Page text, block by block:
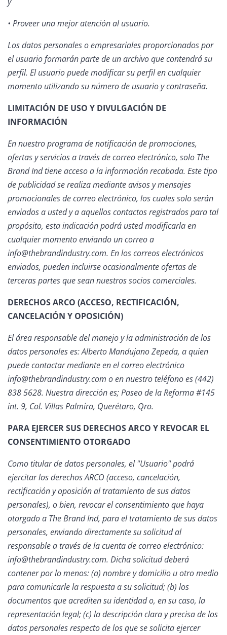
• Proveer una mejor atención al usuario.
Los datos personales o empresariales proporcionados por
el usuario formarán parte de un archivo que contendrá su
perfil. El usuario puede modificar su perfil en cualquier
momento utilizando su número de usuario y contraseña.
LIMITACIÓN DE USO Y DIVULGACIÓN DE
INFORMACIÓN
En nuestro programa de notificación de promociones,
ofertas y servicios a través de correo electrónico, solo The
Brand Ind tiene acceso a la información recabada. Este tipo
de publicidad se realiza mediante avisos y mensajes
promocionales de correo electrónico, los cuales solo serán
enviados a usted y a aquellos contactos registrados para tal
propósito, esta indicación podrá usted modificarla en
cualquier momento enviando un correo a
info@thebrandindustry.com. En los correos electrónicos
enviados, pueden incluirse ocasionalmente ofertas de
terceras partes que sean nuestros socios comerciales.
DERECHOS ARCO (ACCESO, RECTIFICACIÓN,
CANCELACIÓN Y OPOSICIÓN)
El área responsable del manejo y la administración de los
datos personales es: Alberto Mandujano Zepeda, a quien
puede contactar mediante en el correo electrónico
info@thebrandindustry.com o en nuestro teléfono es (442)
838 5628. Nuestra dirección es; Paseo de la Reforma #145
int. 9, Col. Villas Palmira, Querétaro, Qro.
PARA EJERCER SUS DERECHOS ARCO Y REVOCAR EL
CONSENTIMIENTO OTORGADO
Como titular de datos personales, el "Usuario" podrá
ejercitar los derechos ARCO (acceso, cancelación,
rectificación y oposición al tratamiento de sus datos
personales), o bien, revocar el consentimiento que haya
otorgado a The Brand Ind, para el tratamiento de sus datos
personales, enviando directamente su solicitud al
responsable a través de la cuenta de correo electrónico:
info@thebrandindustry.com. Dicha solicitud deberá
contener por lo menos: (a) nombre y domicilio u otro medio
para comunicarle la respuesta a su solicitud; (b) los
documentos que acrediten su identidad o, en su caso, la
representación legal; (c) la descripción clara y precisa de los
datos personales respecto de los que se solicita ejercer